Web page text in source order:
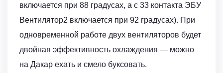
включается при 88 градусах, а с 33 контакта ЭБУ
Вентилятор2 включается при 92 градусах). При
одновременной работе двух вентиляторов будет
двойная эффективность охлаждения — можно
на Дакар ехать и смело буксовать.